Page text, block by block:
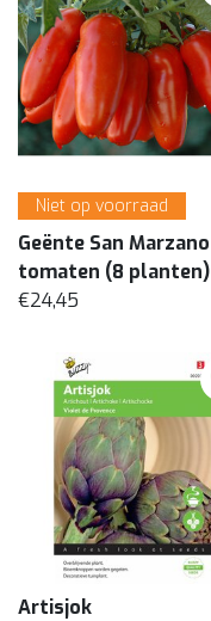
Niet op voorraad
Geënte San Marzano
tomaten (8 planten)
€24,45
Artisjok